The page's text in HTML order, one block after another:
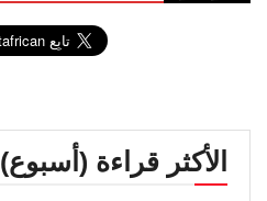
الأكثر قراءة (أسبوع)